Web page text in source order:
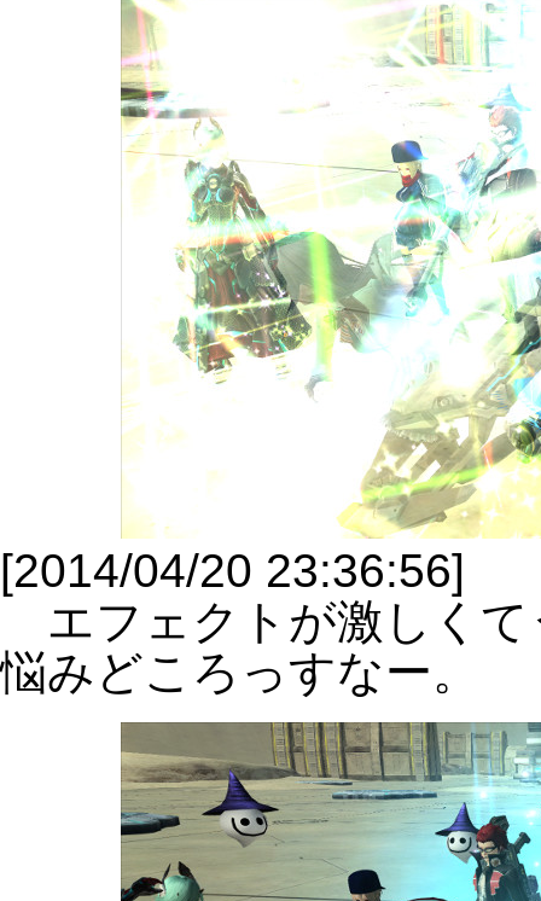
[2014/04/20 23:36:56]
エフェクトが激しく
悩みどころっすなー。